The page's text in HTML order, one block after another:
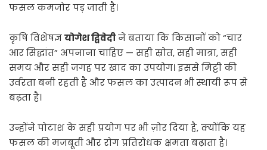
फसल कमजोर पड़ जाती है।
कृषि विशेषज्ञयोगेश द्विवेदीने बताया कि किसानों को “चार
आर सिद्धांत” अपनाना चाहिए — सही स्रोत, सही मात्रा, सही
समय और सही जगह पर खाद का उपयोग। इससे मिट्टी की
उर्वरता बनी रहती है और फसल का उत्पादन भी स्थायी रूप से
बढ़ता है।
उन्होंने पोटाश के सही प्रयोग पर भी ज़ोर दिया है, क्योंकि यह
फसल की मजबूती और रोग प्रतिरोधक क्षमता बढ़ाता है।